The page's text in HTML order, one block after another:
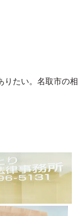
りたい。名取市の相